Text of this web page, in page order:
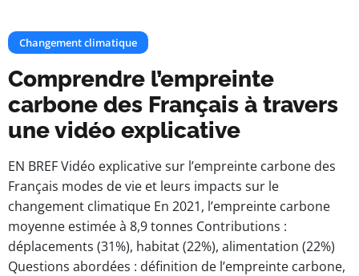
Changement climatique
Comprendre l’empreinte
carbone des Français à travers
une vidéo explicative
EN BREF Vidéo explicative sur l’empreinte carbone des
Français modes de vie et leurs impacts sur le
changement climatique En 2021, l’empreinte carbone
moyenne estimée à 8,9 tonnes Contributions :
déplacements (31%), habitat (22%), alimentation (22%)
Questions abordées : définition de l’empreinte carbone,